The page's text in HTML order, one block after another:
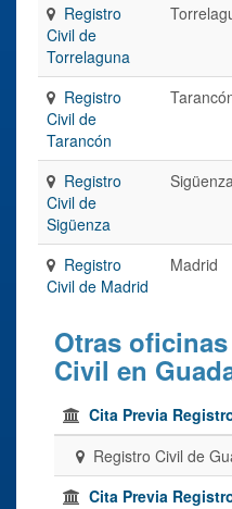
Registro
Civil de
Torrelaguna
Registro
Civil de
Tarancón
Registro
Civil de
Sigüenza
Sigüenza
Registro
Civil de Madrid
Madrid
Otras
Civil en
Cita Previa
Registro Civil de
Cita Previa